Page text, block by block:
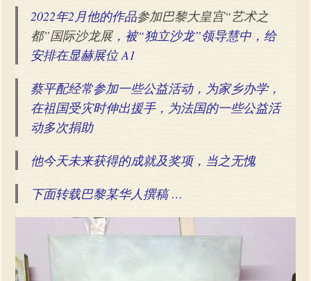
2022年2月他的作品参加巴黎大皇宫“艺术之
都”国际沙龙展，被“独立沙龙”领导慧中，给
安排在显赫展位 A1
蔡平配经常参加一些公益活动，为家乡办学，
在祖国受灾时伸出援手，为法国的一些公益活
动多次捐助
他今天未来获得的成就及奖项，当之无愧
下面转载巴黎某华人撰稿 …